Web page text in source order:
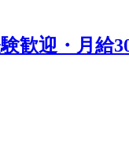
歓迎・月給